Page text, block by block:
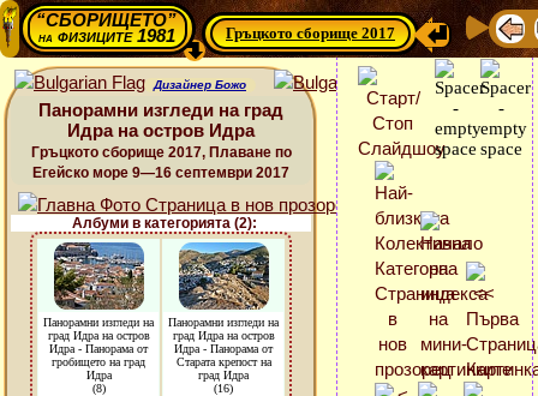
“СБОРИЩЕТО”
нафизиците 1981 Гръцкото сборище 2017
Дизайнер Божо
Панорамни изгледи на град
Идра на остров Идра
Гръцкото сборище 2017, Плаване по
Егейско море 9—16 септември 2017
Албуми в категорията (2):
Панорамни изгледи на
град Идра на остров
Идра - Панорама от
гробището на град
Идра
(8)
Панорамни изгледи на
град Идра на остров
Идра - Панорама от
Старата крепост на
град Идра
(16)